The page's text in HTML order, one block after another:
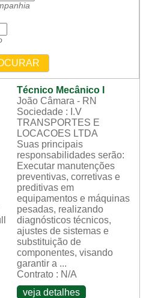
Técnico Mecânico I
João Câmara - RN
Sociedade : I.V
TRANSPORTES E
LOCACOES LTDA
Suas principais
responsabilidades serão:
Executar manutenções
preventivas, corretivas e
preditivas em
equipamentos e máquinas
pesadas, realizando
diagnósticos técnicos,
ajustes de sistemas e
substituição de
componentes, visando
garantir a ...
Contrato : N/A
veja detalhes